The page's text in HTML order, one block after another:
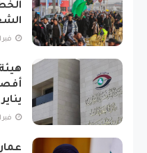
فبراير
يناير
فبراير